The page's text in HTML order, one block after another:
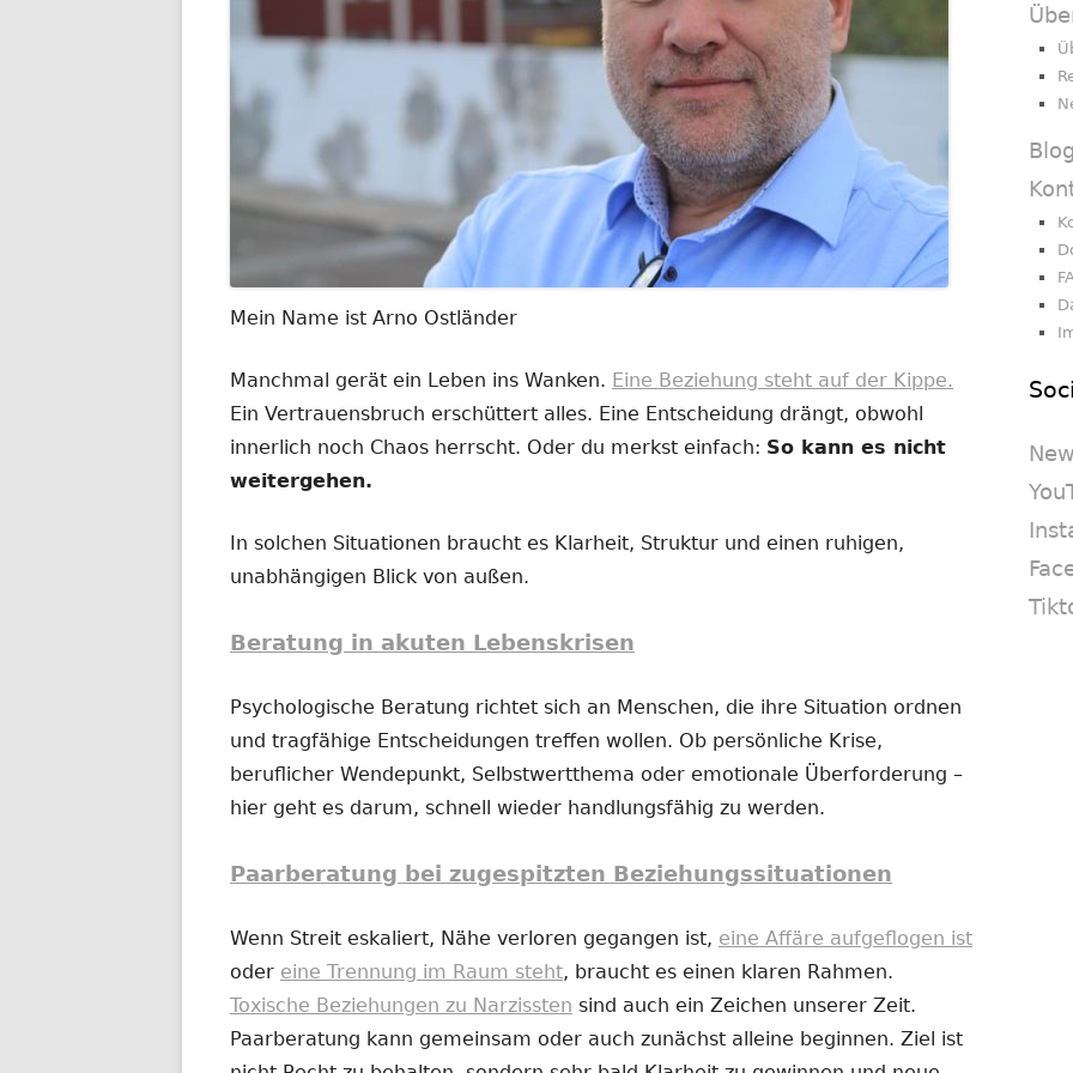
Mein Name ist Arno Ostländer
Manchmal gerät ein Leben ins Wanken. Eine Beziehung steht auf der Kippe.
Ein Vertrauensbruch erschüttert alles. Eine Entscheidung drängt, obwohl
innerlich noch Chaos herrscht. Oder du merkst einfach: So kann es nicht
weitergehen.
In solchen Situationen braucht es Klarheit, Struktur und einen ruhigen,
unabhängigen Blick von außen.
Beratung in akuten Lebenskrisen
Psychologische Beratung richtet sich an Menschen, die ihre Situation ordnen
und tragfähige Entscheidungen treffen wollen. Ob persönliche Krise,
beruflicher Wendepunkt, Selbstwertthema oder emotionale Überforderung –
hier geht es darum, schnell wieder handlungsfähig zu werden.
Paarberatung bei zugespitzten Beziehungssituationen
Wenn Streit eskaliert, Nähe verloren gegangen ist, eine Affäre aufgeflogen ist
oder eine Trennung im Raum steht, braucht es einen klaren Rahmen.
Toxische Beziehungen zu Narzissten sind auch ein Zeichen unserer Zeit.
Paarberatung kann gemeinsam oder auch zunächst alleine beginnen. Ziel ist
Blog